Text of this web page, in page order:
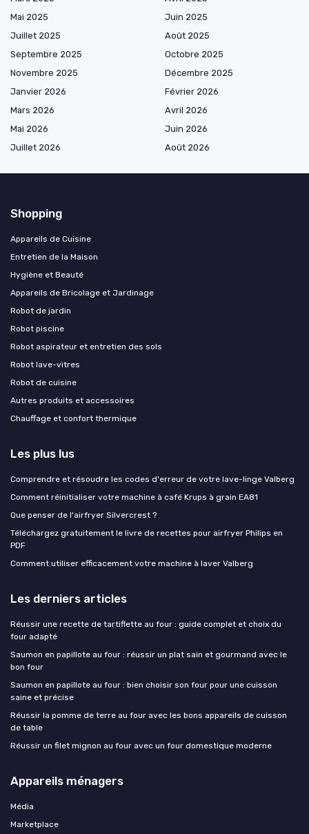
Mai 2025
Juin 2025
Juillet 2025
Août 2025
Septembre 2025
Octobre 2025
Novembre 2025
Décembre 2025
Janvier 2026
Février 2026
Mars 2026
Avril 2026
Mai 2026
Juin 2026
Juillet 2026
Août 2026
Shopping
Appareils de Cuisine
Entretien de la Maison
Hygiène et Beauté
Appareils de Bricolage et Jardinage
Robot de jardin
Robot piscine
Robot aspirateur et entretien des sols
Robot lave-vitres
Robot de cuisine
Autres produits et accessoires
Chauffage et confort thermique
Les plus lus
Comprendre et résoudre les codes d'erreur de votre lave-linge Valberg
Comment réinitialiser votre machine à café Krups à grain EA81
Que penser de l'airfryer Silvercrest ?
Téléchargez gratuitement le livre de recettes pour airfryer Philips en
PDF
Comment utiliser efficacement votre machine à laver Valberg
Les derniers articles
Réussir une recette de tartiflette au four : guide complet et choix du
four adapté
Saumon en papillote au four : réussir un plat sain et gourmand avec le
bon four
Saumon en papillote au four : bien choisir son four pour une cuisson
saine et précise
Réussir la pomme de terre au four avec les bons appareils de cuisson
de table
Réussir un filet mignon au four avec un four domestique moderne
Appareils ménagers
Média
Marketplace